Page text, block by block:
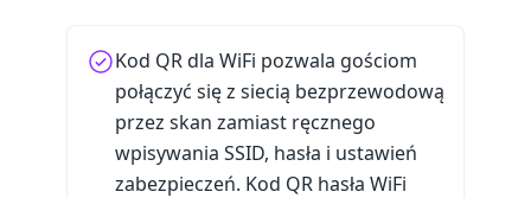
Kod QR dla WiFi pozwala gościom
połączyć się z siecią bezprzewodową
przez skan zamiast ręcznego
wpisywania SSID, hasła i ustawień
zabezpieczeń. Kod QR hasła WiFi